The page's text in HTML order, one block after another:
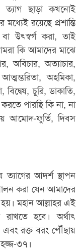
ছাড়া কখনোই
রয়েছে প্রশান্তি
উৎস্বর্গ করা, তাই
কি আমাদের মাঝে
অবিচার, অত্যাচার,
অহমিকা,
চুরি, ডাকাতি,
করতে পারছি কি না, না
আমোদ-ফুর্তি, দিবস
ত্যাগের আদর্শ স্থাপন
করা যেন আমাদের
মহান আল্লাহর এই
হবে। অর্থাৎ
এবং রক্ত বরং পৌঁছায়
৩৭।